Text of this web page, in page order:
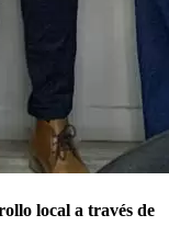
local a través de